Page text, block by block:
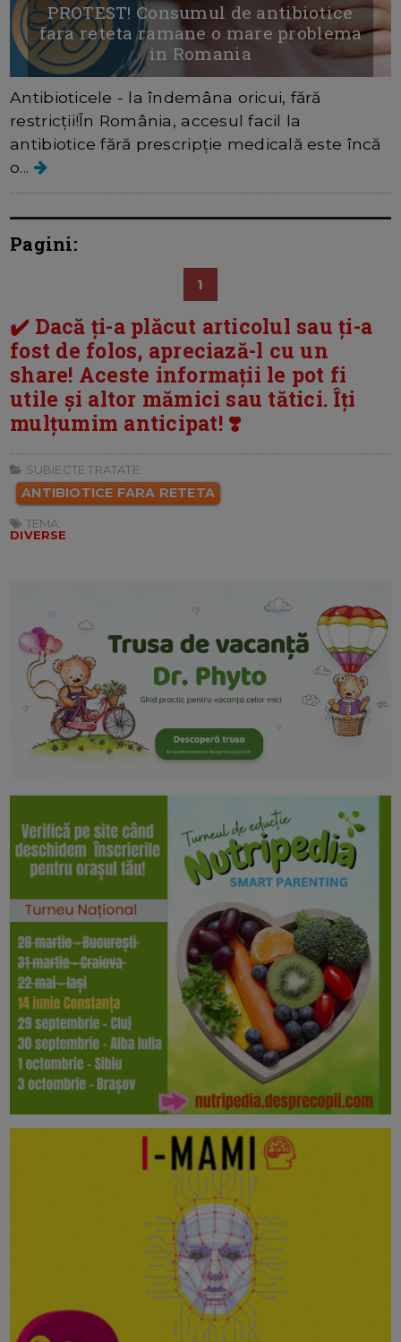
PROTEST! Consumul de antibiotice
fara reteta ramane o mare problema
in Romania
Antibioticele - la îndemâna oricui, fără
restricții!În România, accesul facil la
antibiotice fără prescripție medicală este încă
o...
Pagini:
1
✔️ Dacă ți-a plăcut articolul sau ți-a
fost de folos, apreciază-l cu un
share! Aceste informații le pot fi
utile și altor mămici sau tătici. Îți
mulțumim anticipat! ❣️
SUBIECTE TRATATE:
ANTIBIOTICE FARA RETETA
TEMA:
DIVERSE